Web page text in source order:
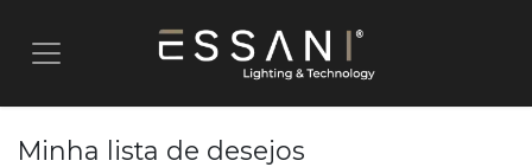
Minha lista de desejos